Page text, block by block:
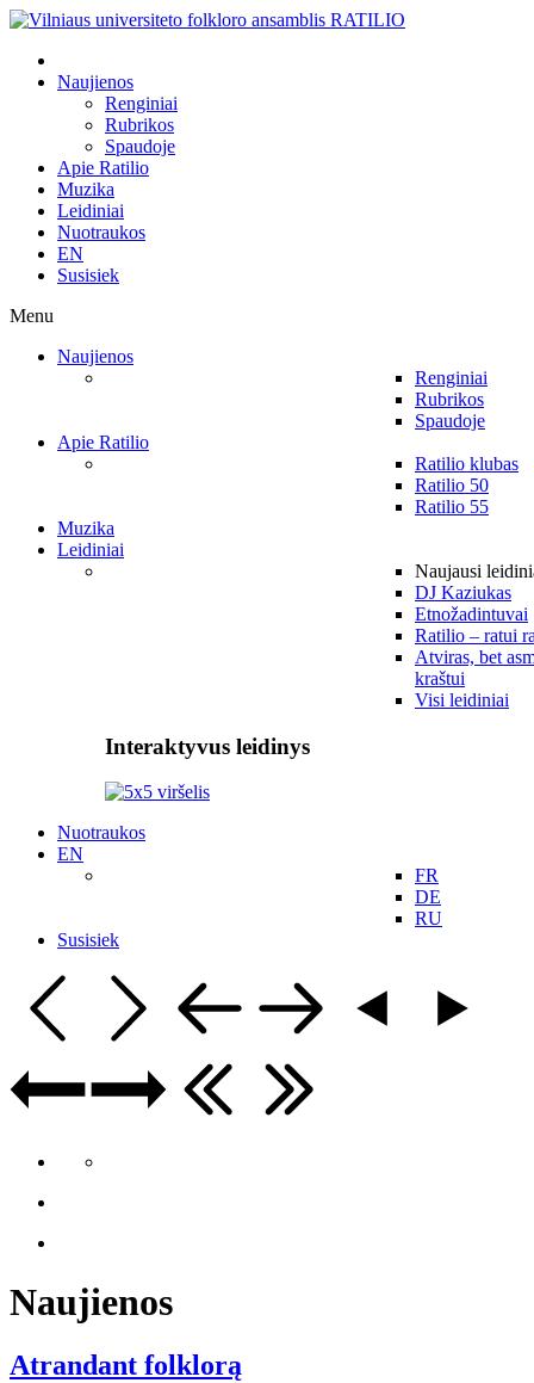
Naujienos
Renginiai
Rubrikos
Spaudoje
Apie Ratilio
Muzika
Leidiniai
Nuotraukos
EN
Susisiek
Menu
Naujienos
Renginiai
Rubrikos
Spaudoje
Apie Ratilio
Ratilio klubas
Ratilio 50
Ratilio 55
Muzika
Leidiniai
Naujausi
DJ Kaziukas
Etnožadintuvai
Ratilio – ratui
Atviras, bet
kraštui
Visi leidiniai
Interaktyvus leidinys
Nuotraukos
EN
FR
DE
RU
Susisiek
Naujienos
Atrandant folklorą